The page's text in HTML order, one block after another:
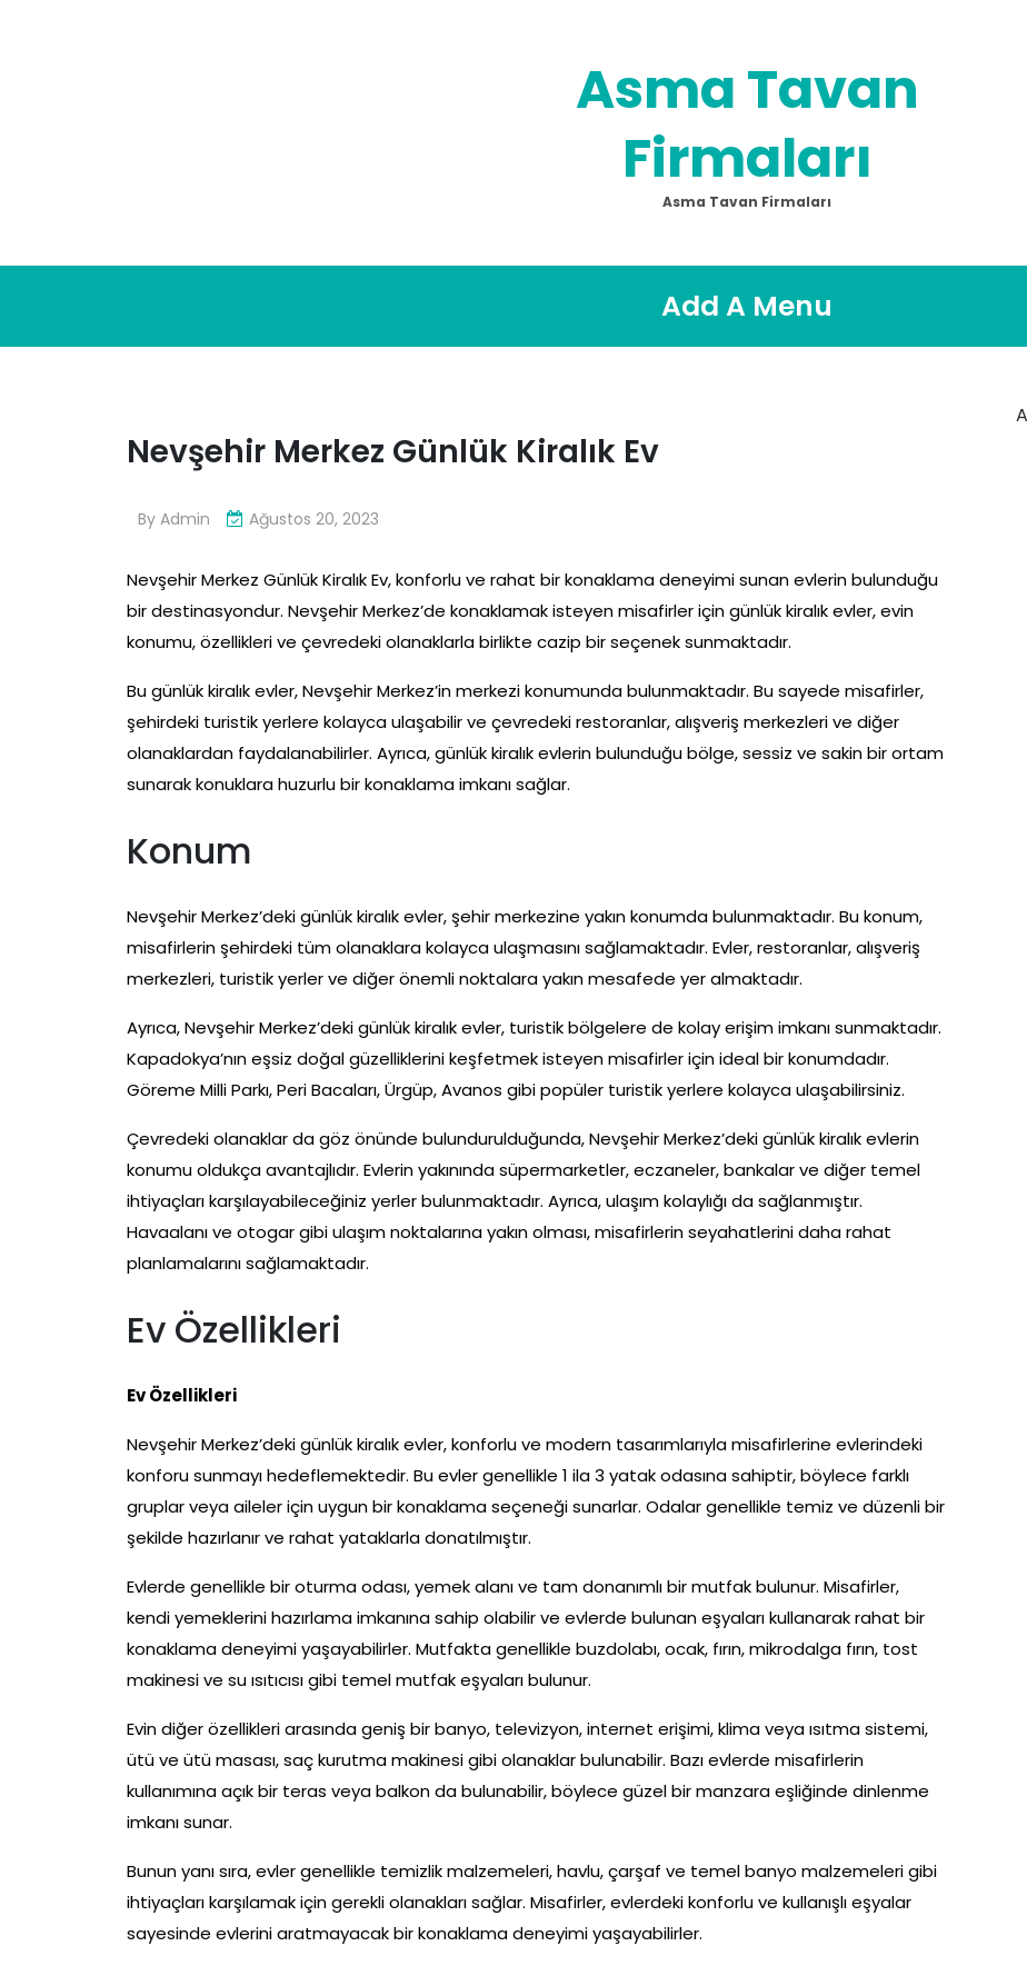
Asma Tavan
Firmaları
Asma Tavan Firmaları
Add A Menu
Nevşehir Merkez Günlük Kiralık Ev
By Admin Ağustos 20, 2023
Nevşehir Merkez Günlük Kiralık Ev, konforlu ve rahat bir konaklama deneyimi sunan evlerin bulunduğu
bir destinasyondur. Nevşehir Merkez’de konaklamak isteyen misafirler için günlük kiralık evler, evin
konumu, özellikleri ve çevredeki olanaklarla birlikte cazip bir seçenek sunmaktadır.
Bu günlük kiralık evler, Nevşehir Merkez’in merkezi konumunda bulunmaktadır. Bu sayede misafirler,
şehirdeki turistik yerlere kolayca ulaşabilir ve çevredeki restoranlar, alışveriş merkezleri ve diğer
olanaklardan faydalanabilirler. Ayrıca, günlük kiralık evlerin bulunduğu bölge, sessiz ve sakin bir ortam
sunarak konuklara huzurlu bir konaklama imkanı sağlar.
Konum
Nevşehir Merkez’deki günlük kiralık evler, şehir merkezine yakın konumda bulunmaktadır. Bu konum,
misafirlerin şehirdeki tüm olanaklara kolayca ulaşmasını sağlamaktadır. Evler, restoranlar, alışveriş
merkezleri, turistik yerler ve diğer önemli noktalara yakın mesafede yer almaktadır.
Ayrıca, Nevşehir Merkez’deki günlük kiralık evler, turistik bölgelere de kolay erişim imkanı sunmaktadır.
Kapadokya’nın eşsiz doğal güzelliklerini keşfetmek isteyen misafirler için ideal bir konumdadır.
Göreme Milli Parkı, Peri Bacaları, Ürgüp, Avanos gibi popüler turistik yerlere kolayca ulaşabilirsiniz.
Çevredeki olanaklar da göz önünde bulundurulduğunda, Nevşehir Merkez’deki günlük kiralık evlerin
konumu oldukça avantajlıdır. Evlerin yakınında süpermarketler, eczaneler, bankalar ve diğer temel
ihtiyaçları karşılayabileceğiniz yerler bulunmaktadır. Ayrıca, ulaşım kolaylığı da sağlanmıştır.
Havaalanı ve otogar gibi ulaşım noktalarına yakın olması, misafirlerin seyahatlerini daha rahat
planlamalarını sağlamaktadır.
Ev Özellikleri
Ev Özellikleri
Nevşehir Merkez’deki günlük kiralık evler, konforlu ve modern tasarımlarıyla misafirlerine evlerindeki
konforu sunmayı hedeflemektedir. Bu evler genellikle 1 ila 3 yatak odasına sahiptir, böylece farklı
gruplar veya aileler için uygun bir konaklama seçeneği sunarlar. Odalar genellikle temiz ve düzenli bir
şekilde hazırlanır ve rahat yataklarla donatılmıştır.
Evlerde genellikle bir oturma odası, yemek alanı ve tam donanımlı bir mutfak bulunur. Misafirler,
kendi yemeklerini hazırlama imkanına sahip olabilir ve evlerde bulunan eşyaları kullanarak rahat bir
konaklama deneyimi yaşayabilirler. Mutfakta genellikle buzdolabı, ocak, fırın, mikrodalga fırın, tost
makinesi ve su ısıtıcısı gibi temel mutfak eşyaları bulunur.
Evin diğer özellikleri arasında geniş bir banyo, televizyon, internet erişimi, klima veya ısıtma sistemi,
ütü ve ütü masası, saç kurutma makinesi gibi olanaklar bulunabilir. Bazı evlerde misafirlerin
kullanımına açık bir teras veya balkon da bulunabilir, böylece güzel bir manzara eşliğinde dinlenme
imkanı sunar.
Bunun yanı sıra, evler genellikle temizlik malzemeleri, havlu, çarşaf ve temel banyo malzemeleri gibi
ihtiyaçları karşılamak için gerekli olanakları sağlar. Misafirler, evlerdeki konforlu ve kullanışlı eşyalar
sayesinde evlerini aratmayacak bir konaklama deneyimi yaşayabilirler.